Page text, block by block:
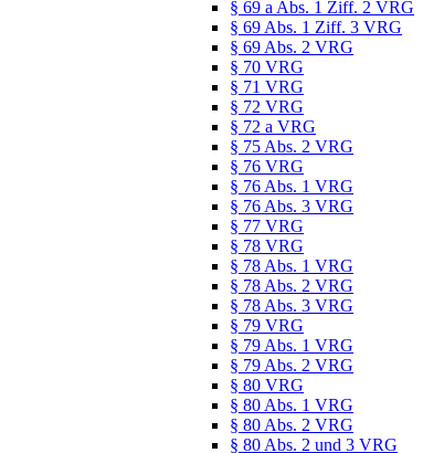
§ 69 a Abs. 1 Ziff. 2 VRG
§ 69 Abs. 1 Ziff. 3 VRG
§ 69 Abs. 2 VRG
§ 70 VRG
§ 71 VRG
§ 72 VRG
§ 72 a VRG
§ 75 Abs. 2 VRG
§ 76 VRG
§ 76 Abs. 1 VRG
§ 76 Abs. 3 VRG
§ 77 VRG
§ 78 VRG
§ 78 Abs. 1 VRG
§ 78 Abs. 2 VRG
§ 78 Abs. 3 VRG
§ 79 VRG
§ 79 Abs. 1 VRG
§ 79 Abs. 2 VRG
§ 80 VRG
§ 80 Abs. 1 VRG
§ 80 Abs. 2 VRG
§ 80 Abs. 2 und 3 VRG